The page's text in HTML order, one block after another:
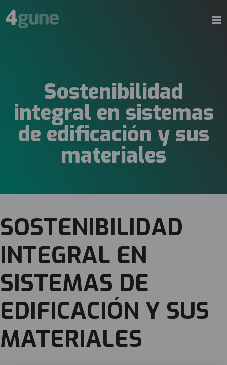
Sostenibilidad
integral en sistemas
de edificación y sus
materiales
SOSTENIBILIDAD
INTEGRAL EN
SISTEMAS DE
EDIFICACIÓN Y SUS
MATERIALES